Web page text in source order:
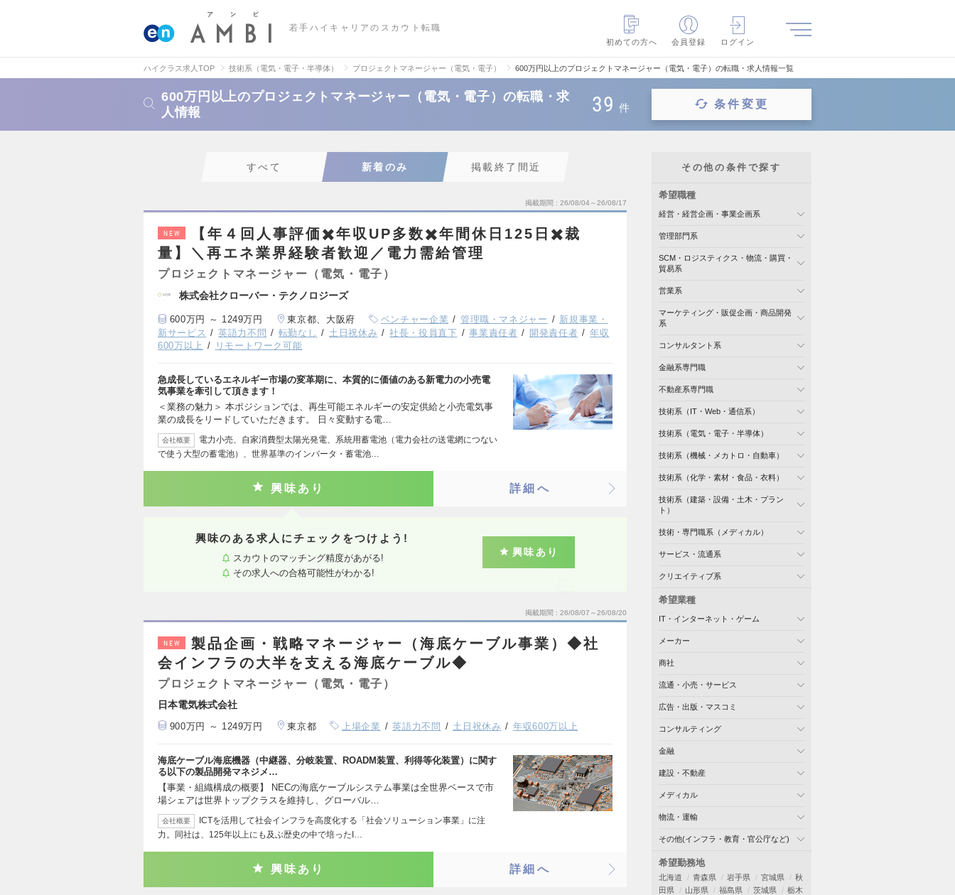
若手ハイキャリアのスカウト転職
初めての方へ
会員登録 ログイン
ハイクラス求人TOP 技術系（電気・電子・半導体） プロジェクトマネージャー（電気・電子） 600万円以上のプロジェクトマネージャー（電気・電子）の転職・求人情報一覧
600万円以上のプロジェクトマネージャー（電気・電子）の転職・求
人情報
39 件 条件変更
すべて 新着のみ 掲載終了間近
掲載期間 26/08/04～26/08/17
NEW
【年４回人事評価✖️年収UP多数✖️年間休日125日✖️裁
量】＼再エネ業界経験者歓迎／電力需給管理
プロジェクトマネージャー（電気・電子）
株式会社クローバー・テクノロジーズ
600万円 ～ 1249万円 東京都、大阪府 ベンチャー企業 管理職・マネジャー
新規事業・
新サービス
英語力不問 転勤なし 土日祝休み 社長・役員直下 事業責任者 開発責任者
年収
600万以上
リモートワーク可能
急成長しているエネルギー市場の変革期に、本質的に価値のある新電力の小売電
気事業を牽引して頂きます！
＜業務の魅力＞ 本ポジションでは、再生可能エネルギーの安定供給と小売電気事
業の成長をリードしていただきます。 日々変動する電…
会社概要
電力小売、自家消費型太陽光発電、系統用蓄電池（電力会社の送電網につない
で使う大型の蓄電池）、世界基準のインバータ・蓄電池…
興味あり 詳細へ
興味のある求人にチェックをつけよう!
スカウトのマッチング精度があがる!
その求人への合格可能性がわかる!
興味あり
掲載期間 26/08/07～26/08/20
NEW
製品企画・戦略マネージャー（海底ケーブル事業）◆社
会インフラの大半を支える海底ケーブル◆
プロジェクトマネージャー（電気・電子）
日本電気株式会社
900万円 ～ 1249万円 東京都 上場企業 英語力不問 土日祝休み 年収600万以上
海底ケーブル海底機器（中継器、分岐装置、ROADM装置、利得等化装置）に関す
る以下の製品開発マネジメ…
【事業・組織構成の概要】 NECの海底ケーブルシステム事業は全世界ベースで市
場シェアは世界トップクラスを維持し、グローバル…
会社概要
ICTを活用して社会インフラを高度化する「社会ソリューション事業」に注
力。同社は、125年以上にも及ぶ歴史の中で培ったI…
興味あり 詳細へ
その他の条件で探す
希望職種
経営・経営企画・事業企画系
管理部門系
SCM・ロジスティクス・物流・購買・
貿易系
営業系
マーケティング・販促企画・商品開発
系
コンサルタント系
金融系専門職
不動産系専門職
技術系（IT・Web・通信系）
技術系（電気・電子・半導体）
技術系（機械・メカトロ・自動車）
技術系（化学・素材・食品・衣料）
技術系（建築・設備・土木・プラン
ト）
技術・専門職系（メディカル）
サービス・流通系
クリエイティブ系
希望業種
IT・インターネット・ゲーム
メーカー
商社
流通・小売・サービス
広告・出版・マスコミ
コンサルティング
金融
建設・不動産
メディカル
物流・運輸
その他(インフラ・教育・官公庁など)
希望勤務地
北海道 青森県 岩手県 宮城県
秋
田県
山形県 福島県 茨城県
栃木